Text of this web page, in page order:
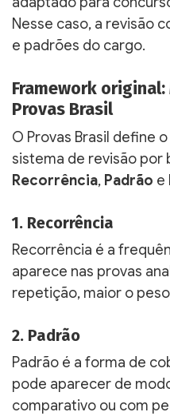
Nesse caso, a revisão
e padrões do cargo.
Framework original:
Provas Brasil
O Provas Brasil define
sistema de revisão por
Recorrência, Padrão e
1. Recorrência
Recorrência é a
aparece nas provas
repetição, maior o
2. Padrão
Padrão é a forma de
pode aparecer de
comparativo ou com